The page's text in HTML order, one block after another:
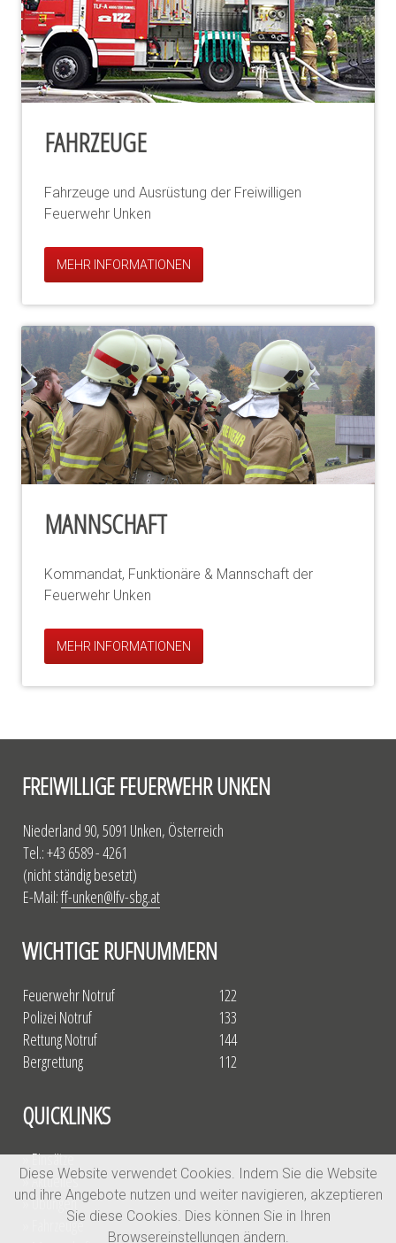
FAHRZEUGE
Fahrzeuge und Ausrüstung der Freiwilligen
Feuerwehr Unken
MEHR INFORMATIONEN
MANNSCHAFT
Kommandat, Funktionäre & Mannschaft der
Feuerwehr Unken
MEHR INFORMATIONEN
FREIWILLIGE FEUERWEHR UNKEN
Niederland 90, 5091 Unken, Österreich
Tel.: +43 6589 - 4261
(nicht ständig besetzt)
E-Mail:ff-unken@lfv-sbg.at
WICHTIGE RUFNUMMERN
Feuerwehr Notruf
Polizei Notruf
Rettung Notruf
Bergrettung
122
133
144
112
QUICKLINKS
» Einsätze
» Aktuelles
» Übungen
» Fahrzeuge
Diese Website verwendet Cookies. Indem Sie die Website
und ihre Angebote nutzen und weiter navigieren, akzeptieren
Sie diese Cookies. Dies können Sie in Ihren
Browsereinstellungen ändern.